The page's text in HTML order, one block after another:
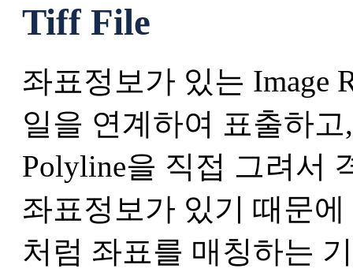
Tiff File
좌표정보가 있는 Image
일을 연계하여 표출하
Polyline을 직접 그려서
좌표정보가 있기 때문
처럼 좌표를 매칭하는